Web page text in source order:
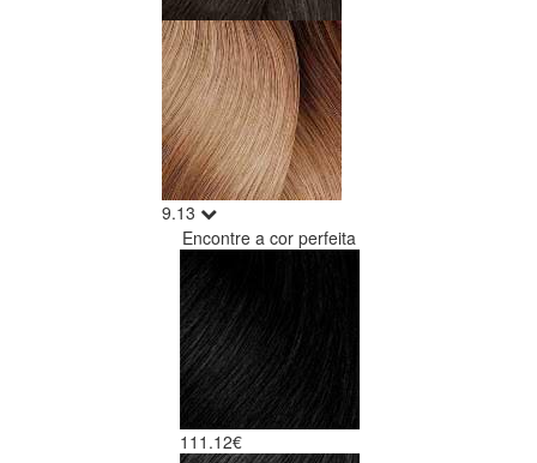
9.13
Encontre a cor perfeita
1 11.12€